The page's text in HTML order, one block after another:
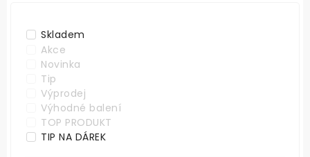
Skladem
Akce
Novinka
Tip
Výprodej
Výhodné balení
TOP PRODUKT
TIP NA DÁREK